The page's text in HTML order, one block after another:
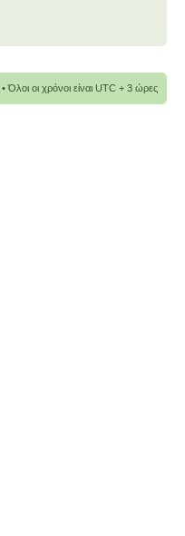
• Όλοι οι χρόνοι είναι UTC + 3 ώρες